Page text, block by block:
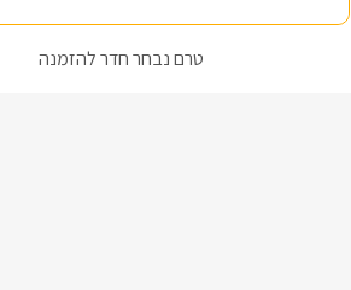
טרם נבחר חדר להזמנה